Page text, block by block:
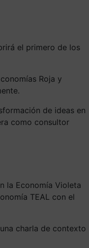
el primero de los
Roja y
de ideas en
como consultor
la Economía Violeta
TEAL con el
charla de contexto